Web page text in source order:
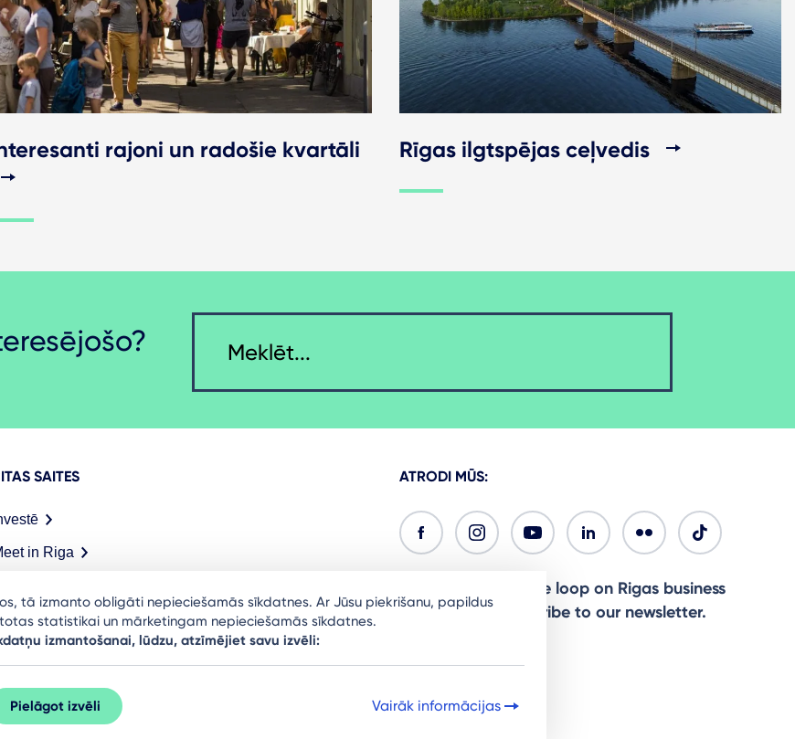
rajoni un radošie kvartāli Rīgas ilgtspējas ceļvedis
SAITES
in Riga
ATRODI MŪS:
Ready to stay in the loop on Rigas business
community? Subscribe to our newsletter.
tā izmanto obligāti nepieciešamās sīkdatnes. Ar Jūsu piekrišanu, papildus
statistikai un mārketingam nepieciešamās sīkdatnes.
izmantošanai, lūdzu, atzīmējiet savu izvēli:
Pielāgot izvēli Vairāk informācijas